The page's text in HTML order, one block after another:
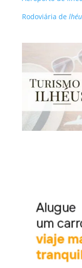
Rodoviária de